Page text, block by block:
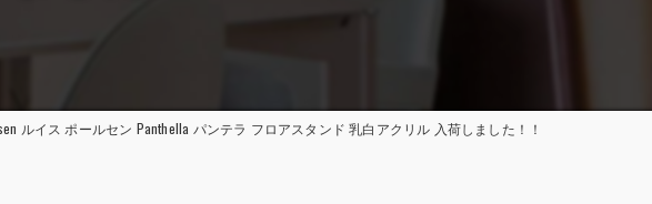
ルイス ポールセン Panthella パンテラ フロアスタンド 乳白アクリル 入荷しました！！